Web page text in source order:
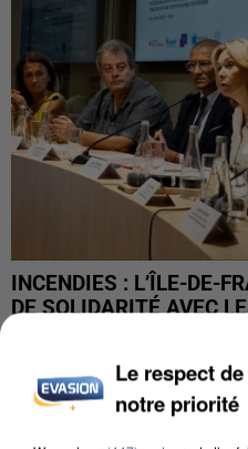
INCENDIES : L’ÎLE-DE-
DE SOLIDARITÉ AVEC
Le respect
notre priorité